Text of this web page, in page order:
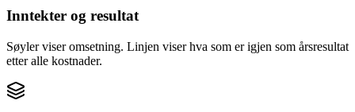
Inntekter og resultat
Søyler viser omsetning. Linjen viser hva som er igjen som årsresultat
etter alle kostnader.